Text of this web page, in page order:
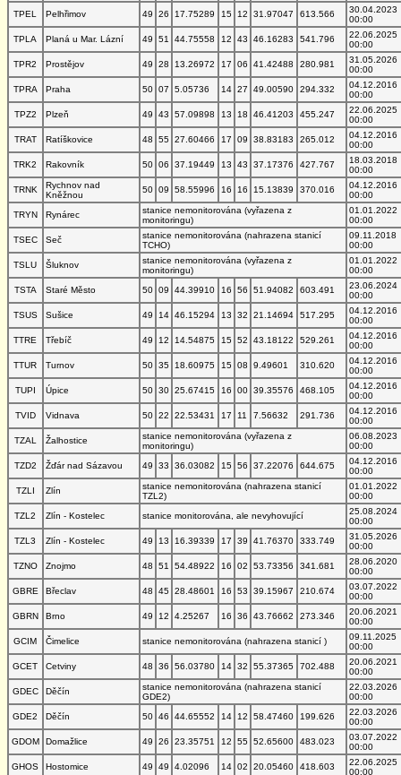
TPEL
Pelhřimov 49 26 17.75289 15 12 31.97047 613.566
30.04.2023
00:00
TPLA
Planá u Mar. Lázní 49 51 44.75558 12 43 46.16283 541.796
22.06.2025
00:00
TPR2
Prostějov 49 28 13.26972 17 06 41.42488 280.981
31.05.2026
00:00
TPRA
Praha 50 07 5.05736 14 27 49.00590 294.332
04.12.2016
00:00
TPZ2
Plzeň 49 43 57.09898 13 18 46.41203 455.247
22.06.2025
00:00
TRAT
Ratíškovice 48 55 27.60466 17 09 38.83183 265.012
04.12.2016
00:00
TRK2
Rakovník 50 06 37.19449 13 43 37.17376 427.767
18.03.2018
00:00
TRNK
Rychnov nad
Kněžnou
50 09 58.55996 16 16 15.13839 370.016
04.12.2016
00:00
TRYN
Rynárec
stanice nemonitorována (vyřazena z
monitoringu)
01.01.2022
00:00
TSEC
Seč
stanice nemonitorována (nahrazena stanicí
TCHO)
09.11.2018
00:00
TSLU
Šluknov
stanice nemonitorována (vyřazena z
monitoringu)
01.01.2022
00:00
TSTA
Staré Město 50 09 44.39910 16 56 51.94082 603.491
23.06.2024
00:00
TSUS
Sušice 49 14 46.15294 13 32 21.14694 517.295
04.12.2016
00:00
TTRE
Třebíč 49 12 14.54875 15 52 43.18122 529.261
04.12.2016
00:00
TTUR
Turnov 50 35 18.60975 15 08 9.49601 310.620
04.12.2016
00:00
TUPI
Úpice 50 30 25.67415 16 00 39.35576 468.105
04.12.2016
00:00
TVID
Vidnava 50 22 22.53431 17 11 7.56632 291.736
04.12.2016
00:00
TZAL
Žalhostice
stanice nemonitorována (vyřazena z
monitoringu)
06.08.2023
00:00
TZD2
Žďár nad Sázavou 49 33 36.03082 15 56 37.22076 644.675
04.12.2016
00:00
TZLI
Zlín
stanice nemonitorována (nahrazena stanicí
TZL2)
01.01.2022
00:00
TZL2
Zlín - Kostelec stanice monitorována, ale nevyhovující
25.08.2024
00:00
TZL3
Zlín - Kostelec 49 13 16.39339 17 39 41.76370 333.749
31.05.2026
00:00
TZNO
Znojmo 48 51 54.48922 16 02 53.73356 341.681
28.06.2020
00:00
GBRE
Břeclav 48 45 28.48601 16 53 39.15967 210.674
03.07.2022
00:00
GBRN
Brno 49 12 4.25267 16 36 43.76662 273.346
20.06.2021
00:00
GCIM
Čimelice stanice nemonitorována (nahrazena stanicí )
09.11.2025
00:00
GCET
Cetviny 48 36 56.03780 14 32 55.37365 702.488
20.06.2021
00:00
GDEC
Děčín
stanice nemonitorována (nahrazena stanicí
GDE2)
22.03.2026
00:00
GDE2
Děčín 50 46 44.65552 14 12 58.47460 199.626
22.03.2026
00:00
GDOM
Domažlice 49 26 23.35751 12 55 52.65600 483.023
03.07.2022
00:00
GHOS
Hostomice 49 49 4.02096 14 02 20.05460 418.603
22.06.2025
00:00